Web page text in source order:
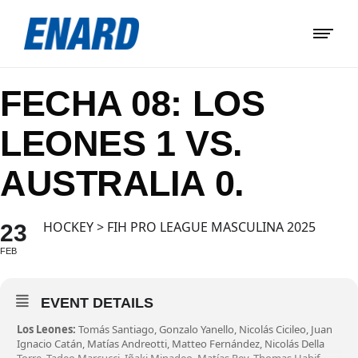
FECHA 08: LOS
LEONES 1 VS.
AUSTRALIA 0.
23
FEB
HOCKEY > FIH PRO LEAGUE MASCULINA 2025
EVENT DETAILS
Los Leones: Tomás Santiago, Gonzalo Yanello, Nicolás Cicileo, Juan
Ignacio Catán, Matías Andreotti, Matteo Fernández, Nicolás Della